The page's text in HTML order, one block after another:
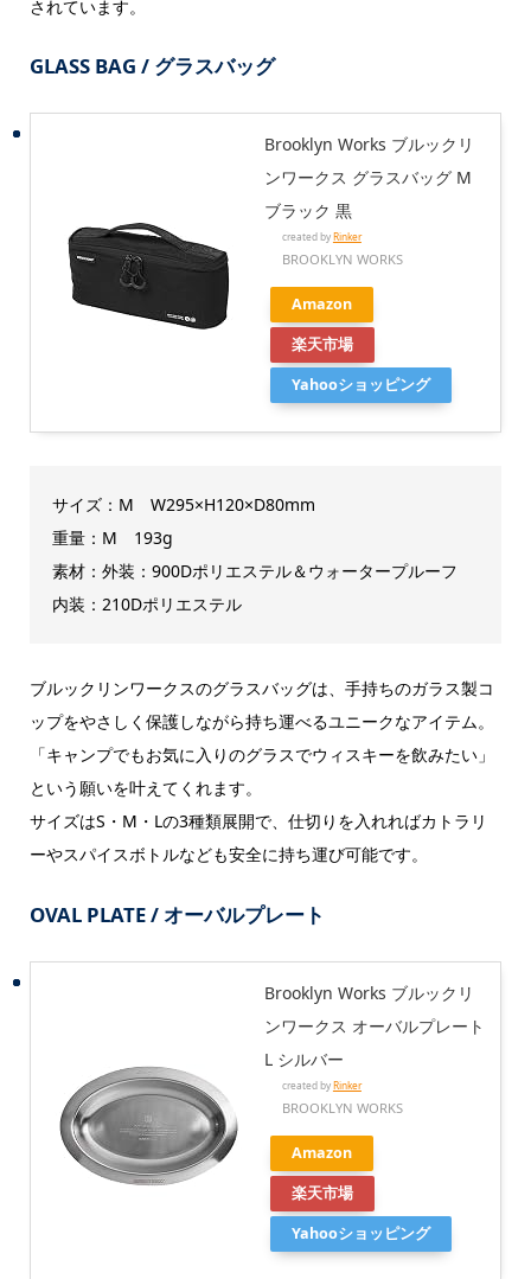
されています。
GLASS BAG / グラスバッグ
Brooklyn Works ブルックリ
ンワークス グラスバッグ M
ブラック 黒
created byRinker
BROOKLYN WORKS
Amazon
楽天市場
Yahooショッピング
サイズ：M W295×H120×D80mm
重量：M 193g
素材：外装：900Dポリエステル＆ウォータープルーフ
内装：210Dポリエステル
ブルックリンワークスのグラスバッグは、手持ちのガラス製コ
ップをやさしく保護しながら持ち運べるユニークなアイテム。
「キャンプでもお気に入りのグラスでウィスキーを飲みたい」
という願いを叶えてくれます。
サイズはS・M・Lの3種類展開で、仕切りを入れればカトラリ
ーやスパイスボトルなども安全に持ち運び可能です。
OVAL PLATE / オーバルプレート
Brooklyn Works ブルックリ
ンワークス オーバルプレート
L シルバー
created byRinker
BROOKLYN WORKS
Amazon
楽天市場
Yahooショッピング